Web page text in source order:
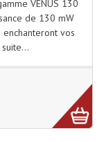
VENUS 130
de 130 mW
vos